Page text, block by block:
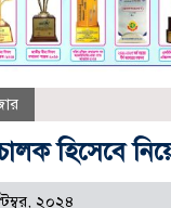
হিসেবে
২০২৪